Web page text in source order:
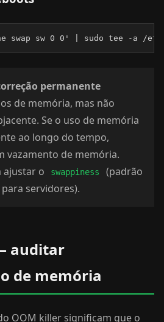
swap sw 0 0' | sudo tee -a /
permanente
de memória, mas não
Se o uso de memória
ao longo do tempo,
vazamento de memória.
ajustar o
swappiness
(padrão
servidores).
auditar
de memória
OOM killer significam que o